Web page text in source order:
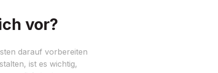
vor?
darauf vorbereiten
ist es wichtig,